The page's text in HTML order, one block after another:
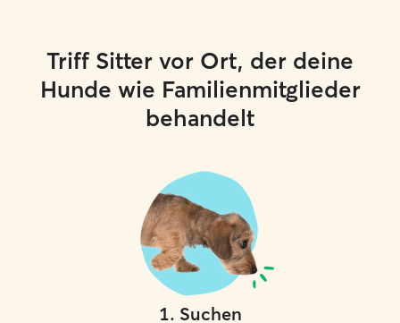
Triff Sitter vor Ort, der deine
Hunde wie Familienmitglieder
behandelt
1. Suchen